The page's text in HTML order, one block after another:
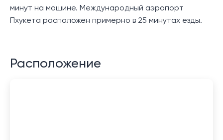
минут на машине. Международный аэропорт
Пхукета расположен примерно в 25 минутах езды.
Расположение